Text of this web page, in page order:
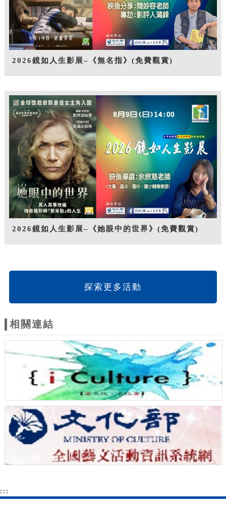
2026鏡如人生影展–《無名指》(免費觀賞)
2026鏡如人生影展–《她眼中的世界》(免費觀賞)
探索更多活動
相關連結
:::